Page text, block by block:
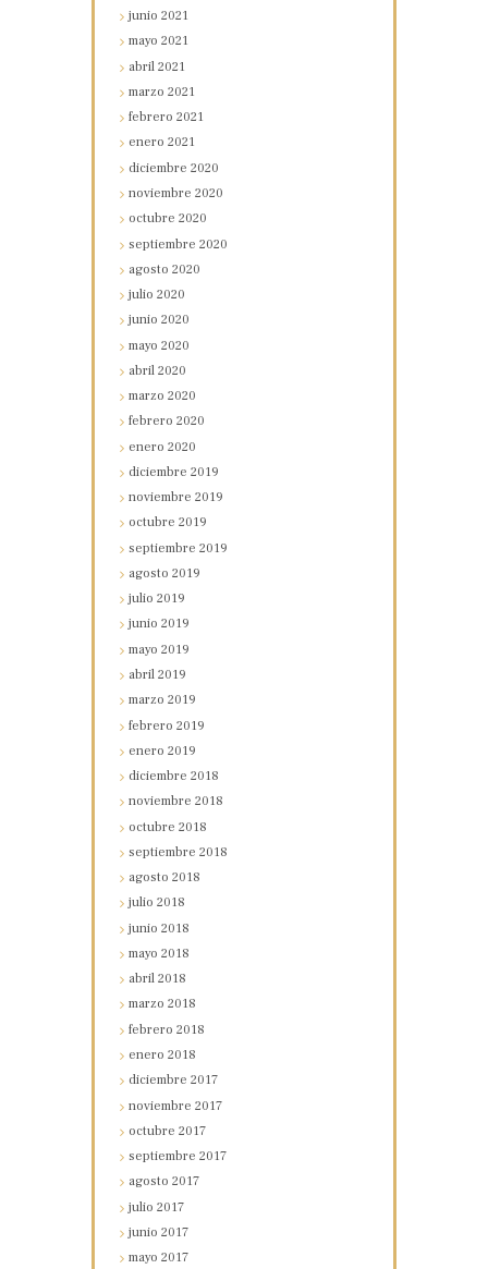
junio2021
mayo2021
abril2021
marzo2021
febrero2021
enero2021
diciembre2020
noviembre2020
octubre2020
septiembre2020
agosto2020
julio2020
junio2020
mayo2020
abril2020
marzo2020
febrero2020
enero2020
diciembre2019
noviembre2019
octubre2019
septiembre2019
agosto2019
julio2019
junio2019
mayo2019
abril2019
marzo2019
febrero2019
enero2019
diciembre2018
noviembre2018
octubre2018
septiembre2018
agosto2018
julio2018
junio2018
mayo2018
abril2018
marzo2018
febrero2018
enero2018
diciembre2017
noviembre2017
octubre2017
septiembre2017
agosto2017
julio2017
junio2017
mayo2017